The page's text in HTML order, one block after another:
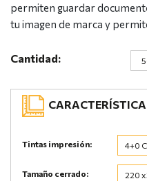
permiten guardar
tu imagen de marca y
Cantidad:
Tintas impresión:
Tamaño cerrado: